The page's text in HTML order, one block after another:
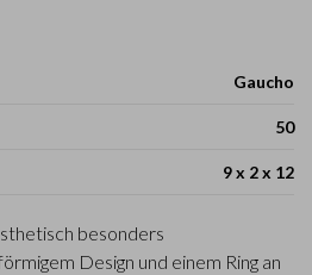
Gaucho
50
9 x 2 x 12
besonders
Design und einem Ring an